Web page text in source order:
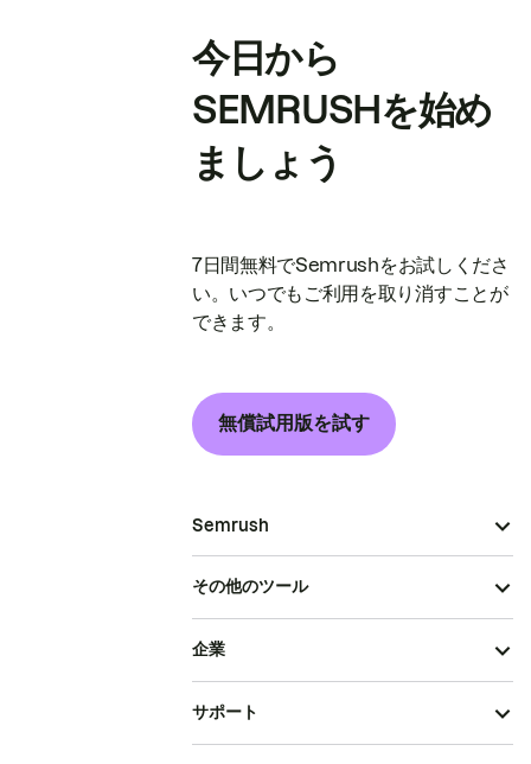
今日から
SEMRUSHを始め
ましょう
7日間無料でSemrushをお試しくださ
い。いつでもご利用を取り消すことが
できます。
無償試用版を試す
Semrush
その他のツール
企業
サポート